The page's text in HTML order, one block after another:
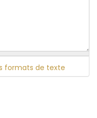
formats de texte